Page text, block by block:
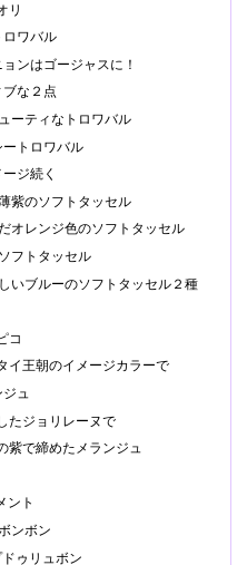
リ
ワバル
ンはゴージャスに！
な２点
ーティなトロワバル
トロワバル
ジ続く
紫のソフトタッセル
オレンジ色のソフトタッセル
フトタッセル
いブルーのソフトタッセル２種
コ
イ王朝のイメージカラーで
ュ
たジョリレーヌで
紫で締めたメランジュ
ント
ンボン
ゥリュボン